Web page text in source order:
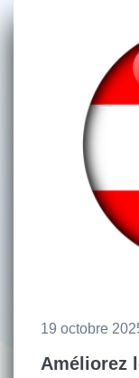
19 octobre
Améliorez